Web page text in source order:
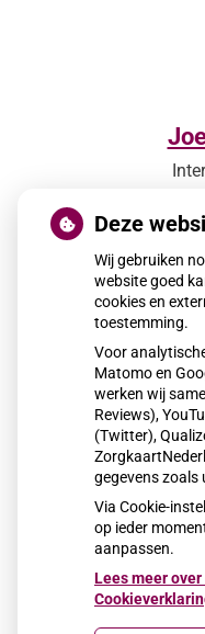
Deze
Wij gebruiken
website goed
cookies en
toestemming.
Voor
Matomo en
werken wij
Reviews),
(Twitter),
gegevens zoals
Via Cookie-
op ieder
aanpassen.
Lees meer